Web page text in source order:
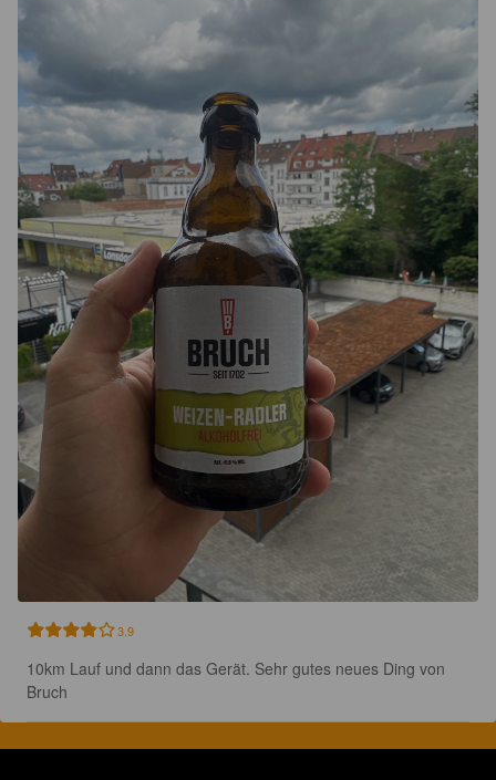
3.9
10km Lauf und dann das Gerät. Sehr gutes neues Ding von
Bruch